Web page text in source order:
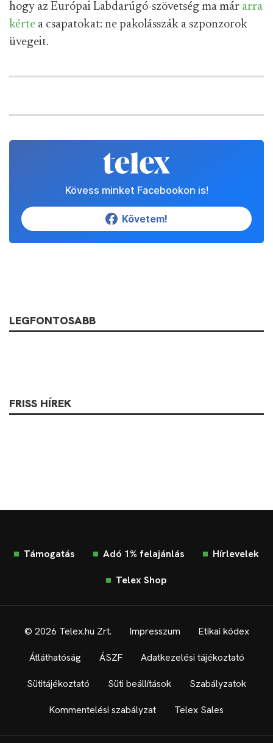
hogy az Európai Labdarúgó-szövetség ma már arra
kérte a csapatokat: ne pakolásszák a szponzorok
üvegeit.
Kövess minket Facebookon is!
Követem!
LEGFONTOSABB
FRISS HÍREK
Támogatás Adó 1% felajánlás Hírlevelek
Telex Shop
© 2026 Telex.hu Zrt. Impresszum Etikai kódex
Átláthatóság ÁSZF Adatkezelési tájékoztató
Sütitájékoztató Süti beállítások Szabályzatok
Kommentelési szabályzat Telex Sales